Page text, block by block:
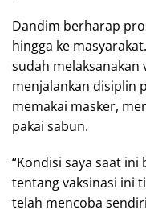
Dandim berharap
hingga ke
sudah melaksanakan
menjalankan disiplin
memakai masker,
pakai sabun.
“Kondisi saya saat ini
tentang vaksinasi ini
telah mencoba